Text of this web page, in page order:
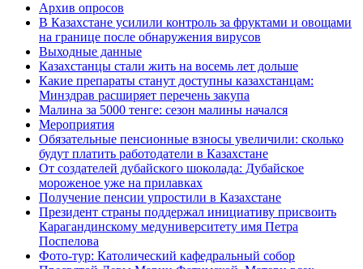
Архив опросов
В Казахстане усилили контроль за фруктами и овощами
на границе после обнаружения вирусов
Выходные данные
Казахстанцы стали жить на восемь лет дольше
Какие препараты станут доступны казахстанцам:
Минздрав расширяет перечень закупа
Малина за 5000 тенге: сезон малины начался
Мероприятия
Обязательные пенсионные взносы увеличили: сколько
будут платить работодатели в Казахстане
От создателей дубайского шоколада: Дубайское
мороженое уже на прилавках
Получение пенсии упростили в Казахстане
Президент страны поддержал инициативу присвоить
Карагандинскому медуниверситету имя Петра
Поспелова
Фото-тур: Католический кафедральный собор